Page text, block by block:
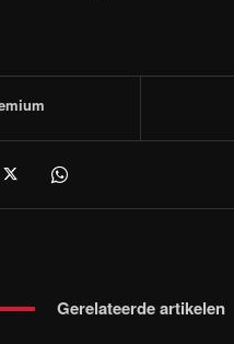
Gerelateerde artikelen